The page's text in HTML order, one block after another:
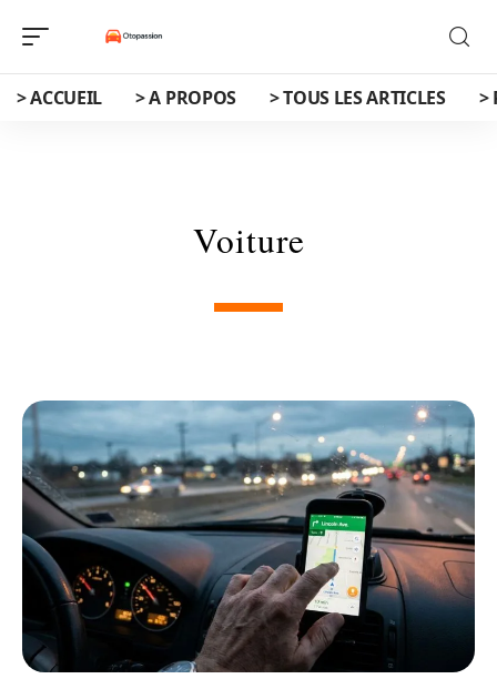
> ACCUEIL > A PROPOS > TOUS LES ARTICLES >
Voiture